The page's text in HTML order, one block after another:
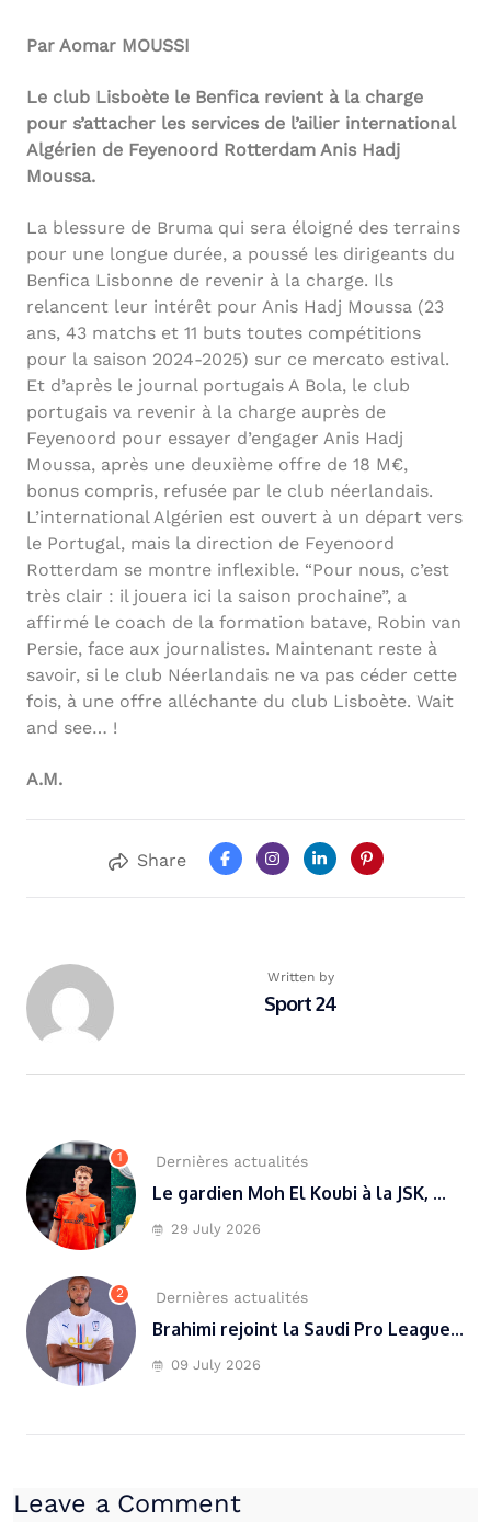
Par Aomar MOUSSI
Le club Lisboète le Benfica revient à la charge
pour s’attacher les services de l’ailier international
Algérien de Feyenoord Rotterdam Anis Hadj
Moussa.
La blessure de Bruma qui sera éloigné des terrains
pour une longue durée, a poussé les dirigeants du
Benfica Lisbonne de revenir à la charge. Ils
relancent leur intérêt pour Anis Hadj Moussa (23
ans, 43 matchs et 11 buts toutes compétitions
pour la saison 2024-2025) sur ce mercato estival.
Et d’après le journal portugais A Bola, le club
portugais va revenir à la charge auprès de
Feyenoord pour essayer d’engager Anis Hadj
Moussa, après une deuxième offre de 18 M€,
bonus compris, refusée par le club néerlandais.
L’international Algérien est ouvert à un départ vers
le Portugal, mais la direction de Feyenoord
Rotterdam se montre inflexible. “Pour nous, c’est
très clair : il jouera ici la saison prochaine”, a
affirmé le coach de la formation batave, Robin van
Persie, face aux journalistes. Maintenant reste à
savoir, si le club Néerlandais ne va pas céder cette
fois, à une offre alléchante du club Lisboète. Wait
and see… !
A.M.
Share
Written by
Sport 24
1 Dernières actualités
Le gardien Moh El Koubi à la JSK, ...
29 July 2026
2 Dernières actualités
Brahimi rejoint la Saudi Pro League...
09 July 2026
Leave a Comment